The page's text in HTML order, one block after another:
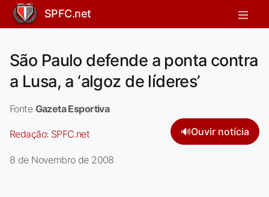
SPFC.net
São Paulo defende a ponta contra
a Lusa, a ‘algoz de líderes’
Fonte Gazeta Esportiva
Redação: SPFC.net 🔊Ouvir notícia
8 de Novembro de 2008